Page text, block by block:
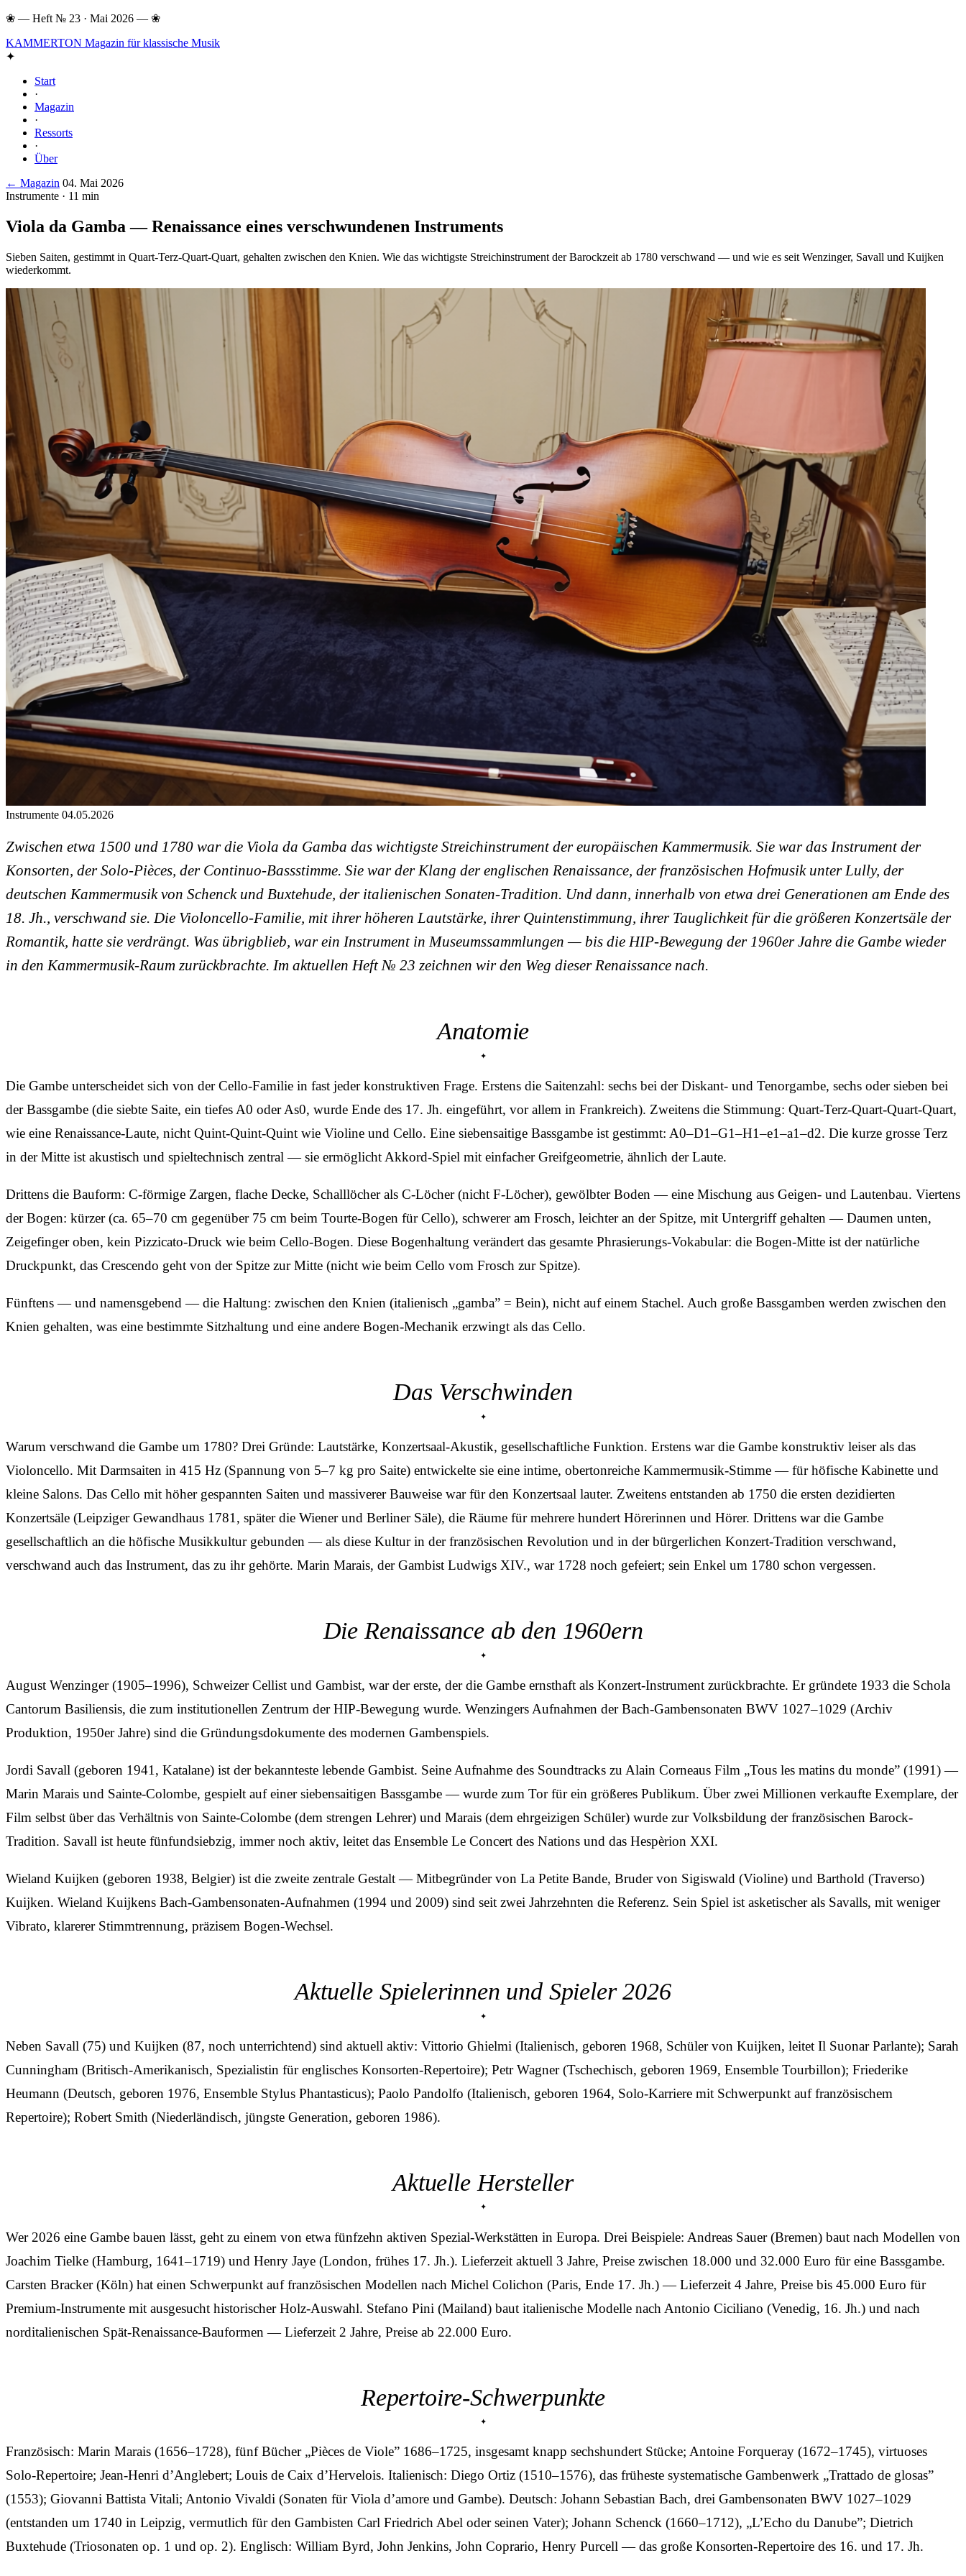
❀ — Heft № 23 · Mai 2026 — ❀
KAMMERTON Magazin für klassische Musik
✦
Start
·
Magazin
·
Ressorts
·
Über
← Magazin 04. Mai 2026
Instrumente · 11 min
Viola da Gamba — Renaissance eines verschwundenen Instruments
Sieben Saiten, gestimmt in Quart-Terz-Quart-Quart, gehalten zwischen den Knien. Wie das wichtigste Streichinstrument der Barockzeit ab 1780 verschwand — und wie es seit Wenzinger, Savall und Kuijken
wiederkommt.
Instrumente 04.05.2026
Zwischen etwa 1500 und 1780 war die Viola da Gamba das wichtigste Streichinstrument der europäischen Kammermusik. Sie war das Instrument der
Konsorten, der Solo-Pièces, der Continuo-Bassstimme. Sie war der Klang der englischen Renaissance, der französischen Hofmusik unter Lully, der
deutschen Kammermusik von Schenck und Buxtehude, der italienischen Sonaten-Tradition. Und dann, innerhalb von etwa drei Generationen am Ende des
18. Jh., verschwand sie. Die Violoncello-Familie, mit ihrer höheren Lautstärke, ihrer Quintenstimmung, ihrer Tauglichkeit für die größeren Konzertsäle der
Romantik, hatte sie verdrängt. Was übrigblieb, war ein Instrument in Museumssammlungen — bis die HIP-Bewegung der 1960er Jahre die Gambe wieder
in den Kammermusik-Raum zurückbrachte. Im aktuellen Heft № 23 zeichnen wir den Weg dieser Renaissance nach.
Anatomie
Die Gambe unterscheidet sich von der Cello-Familie in fast jeder konstruktiven Frage. Erstens die Saitenzahl: sechs bei der Diskant- und Tenorgambe, sechs oder sieben bei
der Bassgambe (die siebte Saite, ein tiefes A0 oder As0, wurde Ende des 17. Jh. eingeführt, vor allem in Frankreich). Zweitens die Stimmung: Quart-Terz-Quart-Quart-Quart,
wie eine Renaissance-Laute, nicht Quint-Quint-Quint wie Violine und Cello. Eine siebensaitige Bassgambe ist gestimmt: A0–D1–G1–H1–e1–a1–d2. Die kurze grosse Terz
in der Mitte ist akustisch und spieltechnisch zentral — sie ermöglicht Akkord-Spiel mit einfacher Greifgeometrie, ähnlich der Laute.
Drittens die Bauform: C-förmige Zargen, flache Decke, Schalllöcher als C-Löcher (nicht F-Löcher), gewölbter Boden — eine Mischung aus Geigen- und Lautenbau. Viertens
der Bogen: kürzer (ca. 65–70 cm gegenüber 75 cm beim Tourte-Bogen für Cello), schwerer am Frosch, leichter an der Spitze, mit Untergriff gehalten — Daumen unten,
Zeigefinger oben, kein Pizzicato-Druck wie beim Cello-Bogen. Diese Bogenhaltung verändert das gesamte Phrasierungs-Vokabular: die Bogen-Mitte ist der natürliche
Druckpunkt, das Crescendo geht von der Spitze zur Mitte (nicht wie beim Cello vom Frosch zur Spitze).
Fünftens — und namensgebend — die Haltung: zwischen den Knien (italienisch „gamba” = Bein), nicht auf einem Stachel. Auch große Bassgamben werden zwischen den
Knien gehalten, was eine bestimmte Sitzhaltung und eine andere Bogen-Mechanik erzwingt als das Cello.
Das Verschwinden
Warum verschwand die Gambe um 1780? Drei Gründe: Lautstärke, Konzertsaal-Akustik, gesellschaftliche Funktion. Erstens war die Gambe konstruktiv leiser als das
Violoncello. Mit Darmsaiten in 415 Hz (Spannung von 5–7 kg pro Saite) entwickelte sie eine intime, obertonreiche Kammermusik-Stimme — für höfische Kabinette und
kleine Salons. Das Cello mit höher gespannten Saiten und massiverer Bauweise war für den Konzertsaal lauter. Zweitens entstanden ab 1750 die ersten dezidierten
Konzertsäle (Leipziger Gewandhaus 1781, später die Wiener und Berliner Säle), die Räume für mehrere hundert Hörerinnen und Hörer. Drittens war die Gambe
gesellschaftlich an die höfische Musikkultur gebunden — als diese Kultur in der französischen Revolution und in der bürgerlichen Konzert-Tradition verschwand,
verschwand auch das Instrument, das zu ihr gehörte. Marin Marais, der Gambist Ludwigs XIV., war 1728 noch gefeiert; sein Enkel um 1780 schon vergessen.
Die Renaissance ab den 1960ern
August Wenzinger (1905–1996), Schweizer Cellist und Gambist, war der erste, der die Gambe ernsthaft als Konzert-Instrument zurückbrachte. Er gründete 1933 die Schola
Cantorum Basiliensis, die zum institutionellen Zentrum der HIP-Bewegung wurde. Wenzingers Aufnahmen der Bach-Gambensonaten BWV 1027–1029 (Archiv
Produktion, 1950er Jahre) sind die Gründungsdokumente des modernen Gambenspiels.
Jordi Savall (geboren 1941, Katalane) ist der bekannteste lebende Gambist. Seine Aufnahme des Soundtracks zu Alain Corneaus Film „Tous les matins du monde” (1991) —
Marin Marais und Sainte-Colombe, gespielt auf einer siebensaitigen Bassgambe — wurde zum Tor für ein größeres Publikum. Über zwei Millionen verkaufte Exemplare, der
Film selbst über das Verhältnis von Sainte-Colombe (dem strengen Lehrer) und Marais (dem ehrgeizigen Schüler) wurde zur Volksbildung der französischen Barock-
Tradition. Savall ist heute fünfundsiebzig, immer noch aktiv, leitet das Ensemble Le Concert des Nations und das Hespèrion XXI.
Wieland Kuijken (geboren 1938, Belgier) ist die zweite zentrale Gestalt — Mitbegründer von La Petite Bande, Bruder von Sigiswald (Violine) und Barthold (Traverso)
Kuijken. Wieland Kuijkens Bach-Gambensonaten-Aufnahmen (1994 und 2009) sind seit zwei Jahrzehnten die Referenz. Sein Spiel ist asketischer als Savalls, mit weniger
Vibrato, klarerer Stimmtrennung, präzisem Bogen-Wechsel.
Aktuelle Spielerinnen und Spieler 2026
Neben Savall (75) und Kuijken (87, noch unterrichtend) sind aktuell aktiv: Vittorio Ghielmi (Italienisch, geboren 1968, Schüler von Kuijken, leitet Il Suonar Parlante); Sarah
Cunningham (Britisch-Amerikanisch, Spezialistin für englisches Konsorten-Repertoire); Petr Wagner (Tschechisch, geboren 1969, Ensemble Tourbillon); Friederike
Heumann (Deutsch, geboren 1976, Ensemble Stylus Phantasticus); Paolo Pandolfo (Italienisch, geboren 1964, Solo-Karriere mit Schwerpunkt auf französischem
Repertoire); Robert Smith (Niederländisch, jüngste Generation, geboren 1986).
Aktuelle Hersteller
Wer 2026 eine Gambe bauen lässt, geht zu einem von etwa fünfzehn aktiven Spezial-Werkstätten in Europa. Drei Beispiele: Andreas Sauer (Bremen) baut nach Modellen von
Joachim Tielke (Hamburg, 1641–1719) und Henry Jaye (London, frühes 17. Jh.). Lieferzeit aktuell 3 Jahre, Preise zwischen 18.000 und 32.000 Euro für eine Bassgambe.
Carsten Bracker (Köln) hat einen Schwerpunkt auf französischen Modellen nach Michel Colichon (Paris, Ende 17. Jh.) — Lieferzeit 4 Jahre, Preise bis 45.000 Euro für
Premium-Instrumente mit ausgesucht historischer Holz-Auswahl. Stefano Pini (Mailand) baut italienische Modelle nach Antonio Ciciliano (Venedig, 16. Jh.) und nach
norditalienischen Spät-Renaissance-Bauformen — Lieferzeit 2 Jahre, Preise ab 22.000 Euro.
Repertoire-Schwerpunkte
Französisch: Marin Marais (1656–1728), fünf Bücher „Pièces de Viole” 1686–1725, insgesamt knapp sechshundert Stücke; Antoine Forqueray (1672–1745), virtuoses
Solo-Repertoire; Jean-Henri d’Anglebert; Louis de Caix d’Hervelois. Italienisch: Diego Ortiz (1510–1576), das früheste systematische Gambenwerk „Trattado de glosas”
(1553); Giovanni Battista Vitali; Antonio Vivaldi (Sonaten für Viola d’amore und Gambe). Deutsch: Johann Sebastian Bach, drei Gambensonaten BWV 1027–1029
(entstanden um 1740 in Leipzig, vermutlich für den Gambisten Carl Friedrich Abel oder seinen Vater); Johann Schenck (1660–1712), „L’Echo du Danube”; Dietrich
Buxtehude (Triosonaten op. 1 und op. 2). Englisch: William Byrd, John Jenkins, John Coprario, Henry Purcell — das große Konsorten-Repertoire des 16. und 17. Jh.